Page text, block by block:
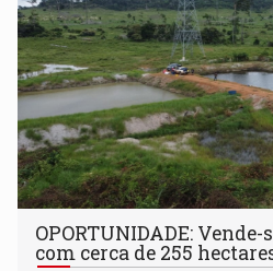
OPORTUNIDADE:
com cerca de 255